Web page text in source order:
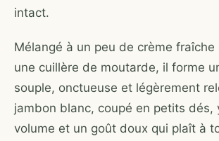
intact.
Mélangé à un peu de crème fraîche
une cuillère de moutarde, il forme
souple, onctueuse et légèrement
jambon blanc, coupé en petits dés,
volume et un goût doux qui plaît à